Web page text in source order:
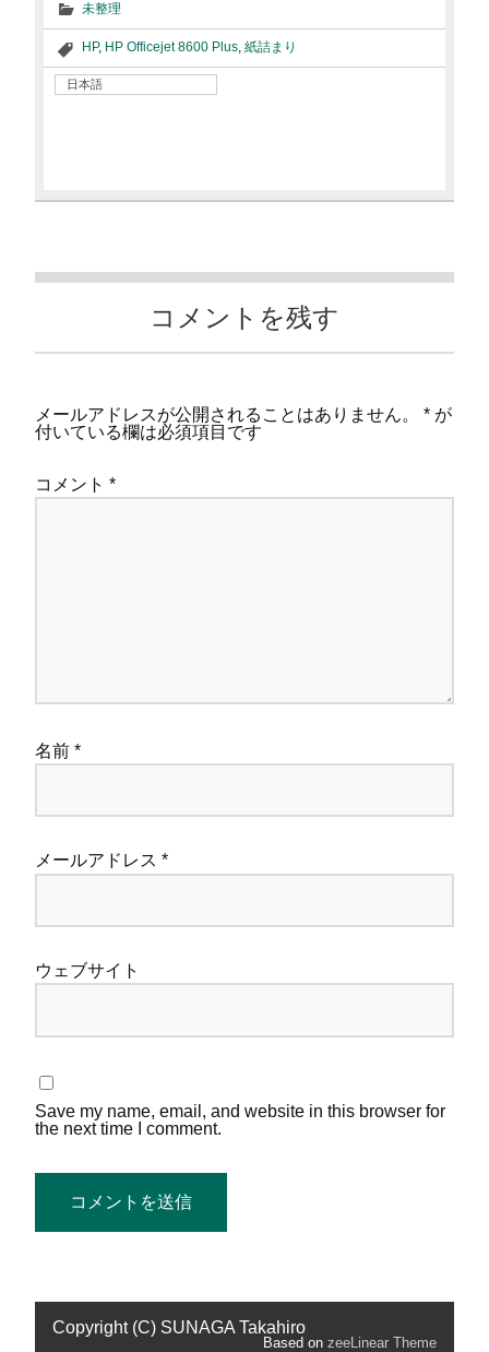
未整理
HP, HP Officejet 8600 Plus, 紙詰まり
日本語
コメントを残す
メールアドレスが公開されることはありません。 * が
付いている欄は必須項目です
コメント *
名前 *
メールアドレス *
ウェブサイト
Save my name, email, and website in this browser for
the next time I comment.
Copyright (C) SUNAGA Takahiro
Based on zeeLinear Theme